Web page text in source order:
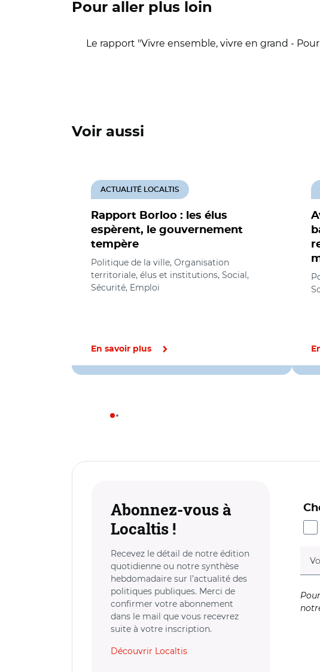
Pour aller plus loin
Le rapport "Vivre ensemble, vivre en grand -
Voir aussi
Rapport Borloo : les élus
espèrent, le gouvernement
tempère
ACTUALITÉ LOCALTIS
Politique de la ville, Organisation
territoriale, élus et institutions, Social,
Sécurité, Emploi
En savoir plus
Abonnez-vous à
Localtis !
Recevez le détail de notre édition
quotidienne ou notre synthèse
hebdomadaire sur l’actualité des
politiques publiques. Merci de
confirmer votre abonnement
dans le mail que vous recevrez
suite à votre inscription.
Découvrir Localtis